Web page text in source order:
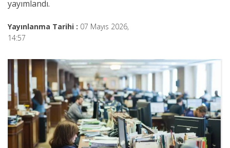
yayımlandı.
Yayınlanma Tarihi : 07 Mayıs 2026,
14:57